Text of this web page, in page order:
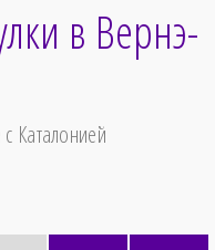
в Вернэ-
Каталонией